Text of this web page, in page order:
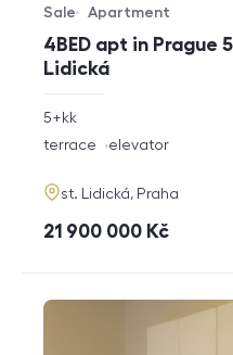
4BED apt in Prague
Lidická
Offer type
Sale
Property type
Apartment
rozměry
disposition
5+kk
funkce
terrace elevator
adresa
st. Lidická, Praha
cena
21 900 000 Kč